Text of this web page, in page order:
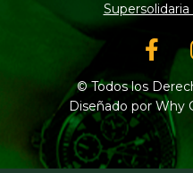
f
© Todos los
Diseñado por Why